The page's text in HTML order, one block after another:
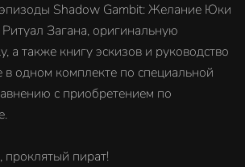
Shadow Gambit: Желание Юки
Загана, оригинальную
а также книгу эскизов и руководство
в одном комплекте по специальной
с приобретением по
пират!